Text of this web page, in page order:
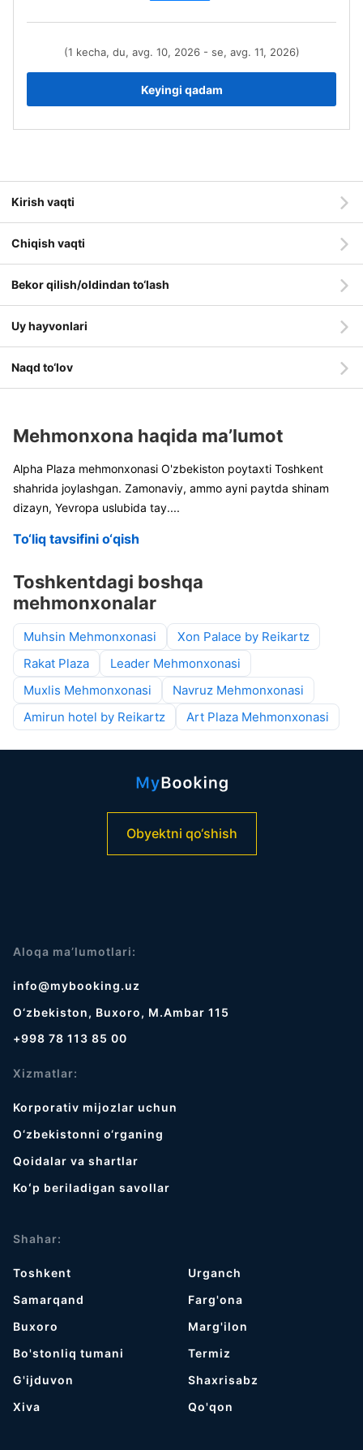
(1 kecha, du, avg. 10, 2026 - se, avg. 11, 2026)
Keyingi qadam
Kirish vaqti
Chiqish vaqti
Bekor qilish/oldindan to‘lash
Uy hayvonlari
Naqd to‘lov
Mehmonxona haqida ma’lumot
Alpha Plaza mehmonxonasi O'zbekiston poytaxti Toshkent
shahrida joylashgan. Zamonaviy, ammo ayni paytda shinam
dizayn, Yevropa uslubida tay....
To‘liq tavsifini o‘qish
Toshkentdagi boshqa
mehmonxonalar
Muhsin Mehmonxonasi
Xon Palace by Reikartz
Rakat Plaza
Leader Mehmonxonasi
Muxlis Mehmonxonasi
Navruz Mehmonxonasi
Amirun hotel by Reikartz
Art Plaza Mehmonxonasi
Obyektni qo‘shish
Aloqa ma’lumotlari:
info@mybooking.uz
O‘zbekiston, Buxoro, M.Ambar 115
+998 78 113 85 00
Xizmatlar:
Korporativ mijozlar uchun
O‘zbekistonni o‘rganing
Qoidalar va shartlar
Koʻp beriladigan savollar
Shahar:
Toshkent
Samarqand
Buxoro
Bo'stonliq tumani
G'ijduvon
Хiva
Urganch
Farg'ona
Marg'ilon
Termiz
Shaxrisabz
Qo'qon